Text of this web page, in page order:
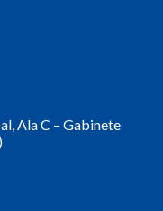
Ala C – Gabinete